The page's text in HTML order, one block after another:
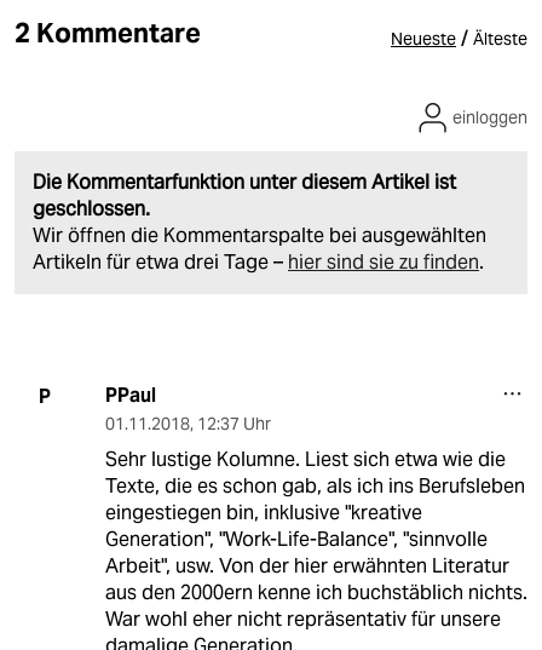
2 Kommentare Neueste / Älteste
Die Kommentarfunktion unter diesem Artikel ist
geschlossen.
Wir öffnen die Kommentarspalte bei ausgewählten
Artikeln für etwa drei Tage – hier sind sie zu finden.
einloggen
P PPaul
01.11.2018, 12:37 Uhr
Sehr lustige Kolumne. Liest sich etwa wie die
Texte, die es schon gab, als ich ins Berufsleben
eingestiegen bin, inklusive "kreative
Generation", "Work-Life-Balance", "sinnvolle
Arbeit", usw. Von der hier erwähnten Literatur
aus den 2000ern kenne ich buchstäblich nichts.
War wohl eher nicht repräsentativ für unsere